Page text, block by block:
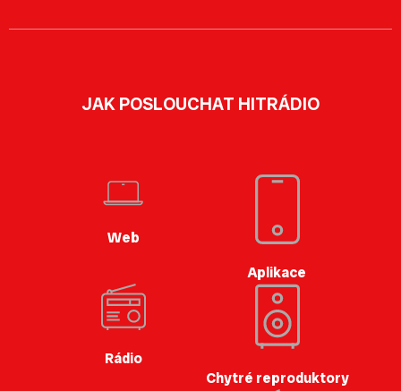
JAK POSLOUCHAT HITRÁDIO
Web
Aplikace
Rádio
Chytré reproduktory